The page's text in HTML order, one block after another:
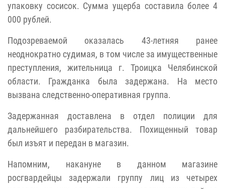
упаковку сосисок. Сумма ущерба составила более 4
000 рублей.
Подозреваемой оказалась 43-летняя ранее
неоднократно судимая, в том числе за имущественные
преступления, жительница г. Троицка Челябинской
области. Гражданка была задержана. На место
вызвана следственно-оперативная группа.
Задержанная доставлена в отдел полиции для
дальнейшего разбирательства. Похищенный товар
был изъят и передан в магазин.
Напомним, накануне в данном магазине
росгвардейцы задержали группу лиц из четырех